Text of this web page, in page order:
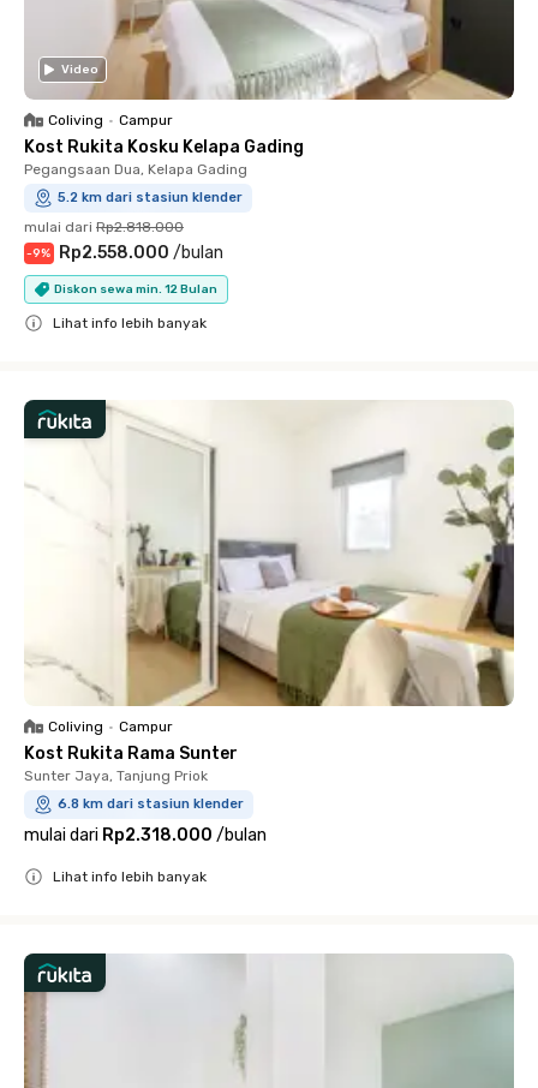
Video
Coliving • Campur
Kost Rukita Kosku Kelapa Gading
Pegangsaan Dua, Kelapa Gading
5.2 km dari stasiun klender
mulai dari Rp2.818.000
-9% Rp2.558.000 /bulan
Diskon sewa min. 12 Bulan
Lihat info lebih banyak
Coliving • Campur
Kost Rukita Rama Sunter
Sunter Jaya, Tanjung Priok
6.8 km dari stasiun klender
mulai dari Rp2.318.000 /bulan
Lihat info lebih banyak